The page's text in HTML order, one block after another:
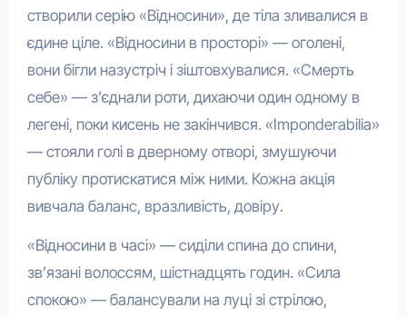
створили серію «Відносини», де тіла зливалися в
єдине ціле. «Відносини в просторі» — оголені,
вони бігли назустріч і зіштовхувалися. «Смерть
себе» — з’єднали роти, дихаючи один одному в
легені, поки кисень не закінчився. «Imponderabilia»
— стояли голі в дверному отворі, змушуючи
публіку протискатися між ними. Кожна акція
вивчала баланс, вразливість, довіру.
«Відносини в часі» — сиділи спина до спини,
зв’язані волоссям, шістнадцять годин. «Сила
спокою» — балансували на луці зі стрілою,